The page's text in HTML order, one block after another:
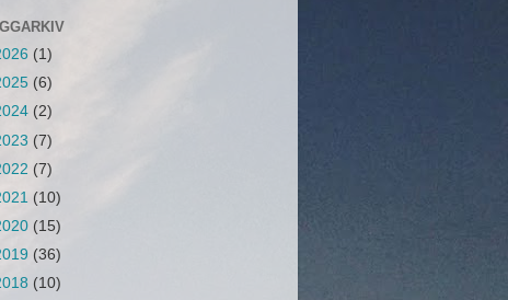
(1)
(6)
(2)
(7)
(7)
(10)
(15)
(36)
(10)